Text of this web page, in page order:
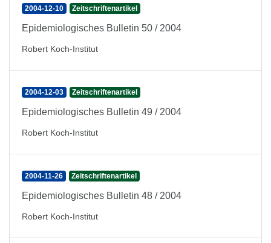
2004-12-10 Zeitschriftenartikel
Epidemiologisches Bulletin 50 / 2004
Robert Koch-Institut
2004-12-03 Zeitschriftenartikel
Epidemiologisches Bulletin 49 / 2004
Robert Koch-Institut
2004-11-26 Zeitschriftenartikel
Epidemiologisches Bulletin 48 / 2004
Robert Koch-Institut